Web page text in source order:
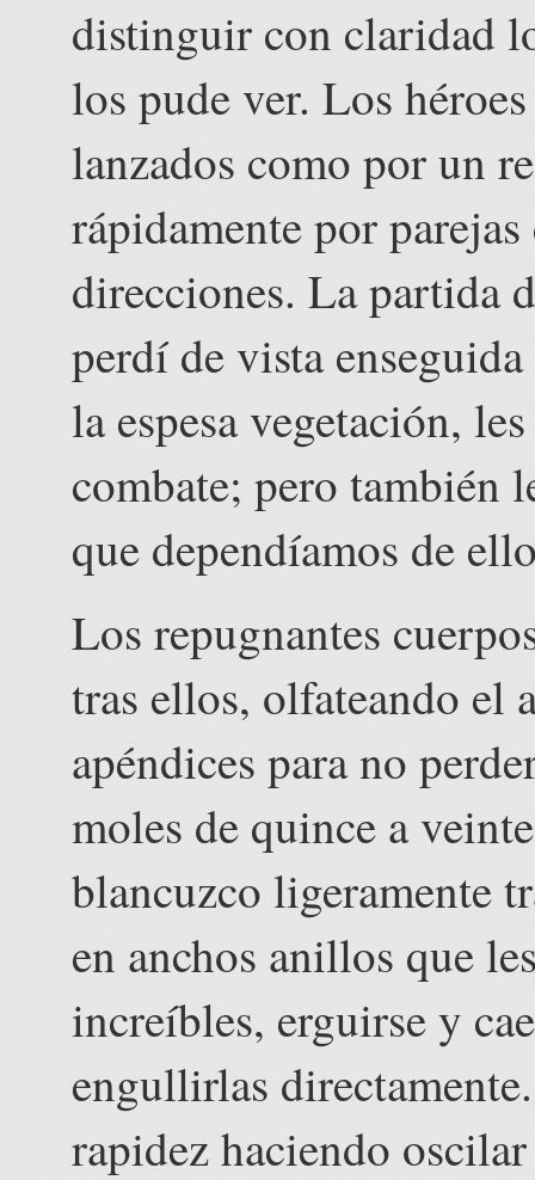
distinguir con claridad
los pude ver. Los
lanzados como por un
rápidamente por
direcciones. La partida
perdí de vista
la espesa vegetación,
combate; pero también
que dependíamos de
Los repugnantes
tras ellos, olfateando el
apéndices para no
moles de quince a
blancuzco ligeramente
en anchos anillos que
increíbles, erguirse y
engullirlas
rapidez haciendo